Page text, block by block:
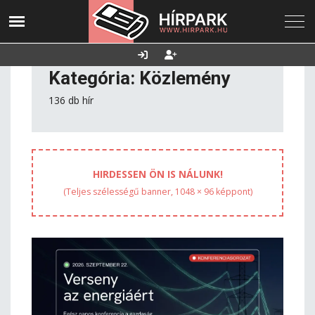
2026. augusztus 06.,
Utolsó frissítés:
2026.08.05. 23:06
Támogatás
Kategória: Közlemény
136 db hír
HIRDESSEN ÖN IS NÁLUNK!
(Teljes szélességű banner, 1048 × 96 képpont)